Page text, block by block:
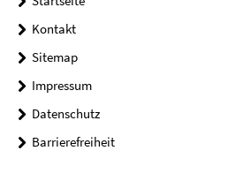
Kontakt
Sitemap
Impressum
Datenschutz
Barrierefreiheit